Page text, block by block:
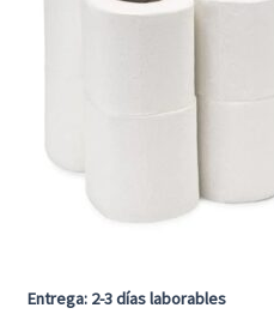
Entrega: 2-3 días laborables